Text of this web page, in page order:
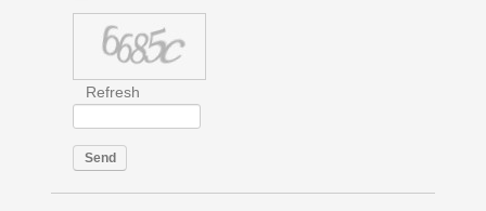
Refresh
Send